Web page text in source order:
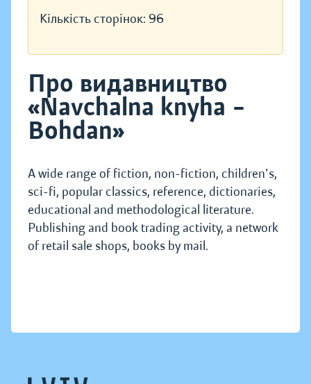
Кількість сторінок: 96
Про видавництво
«Navchalna knyha –
Bohdan»
A wide range of fiction, non-fiction, children's,
sci-fi, popular classics, reference, dictionaries,
educational and methodological literature.
Publishing and book trading activity, a network
of retail sale shops, books by mail.